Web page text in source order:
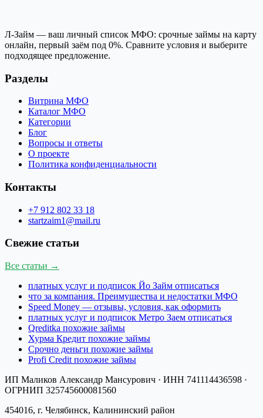
Л-Займ — ваш личный список МФО: срочные займы на карту
онлайн, первый заём под 0%. Сравните условия и выберите
подходящее предложение.
Разделы
Витрина МФО
Каталог МФО
Категории
Блог
Вопросы и ответы
О проекте
Политика конфиденциальности
Контакты
+7 912 802 33 18
startzaim1@mail.ru
Свежие статьи
Все статьи →
платных услуг и подписок Йо Займ отписаться
что за компания. Преимущества и недостатки МФО
Speed Money — отзывы, условия, как оформить
платных услуг и подписок Метро Заем отписаться
Qreditka похожие займы
Хурма Кредит похожие займы
Срочно деньги похожие займы
Profi Credit похожие займы
ИП Маликов Александр Мансурович · ИНН 741114436598 ·
ОГРНИП 325745600081560
454016, г. Челябинск, Калининский район